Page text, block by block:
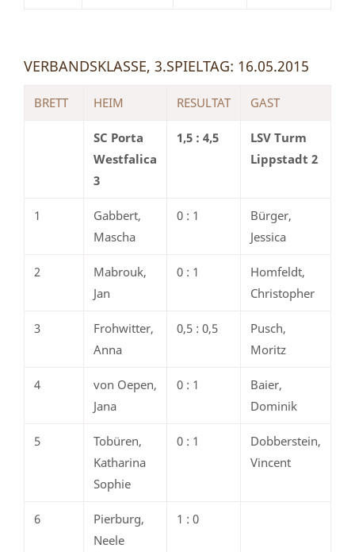
VERBANDSKLASSE, 3.SPIELTAG: 16.05.2015
BRETT HEIM RESULTAT GAST
SC Porta
Westfalica
3
1,5 : 4,5
LSV Turm
Lippstadt 2
1
Gabbert,
Mascha
0 : 1
Bürger,
Jessica
2
Mabrouk,
Jan
0 : 1
Homfeldt,
Christopher
3
Frohwitter,
Anna
0,5 : 0,5
Pusch,
Moritz
4
von Oepen,
Jana
0 : 1
Baier,
Dominik
5
Tobüren,
Katharina
Sophie
0 : 1
Dobberstein,
Vincent
6
Pierburg,
Neele
1 : 0